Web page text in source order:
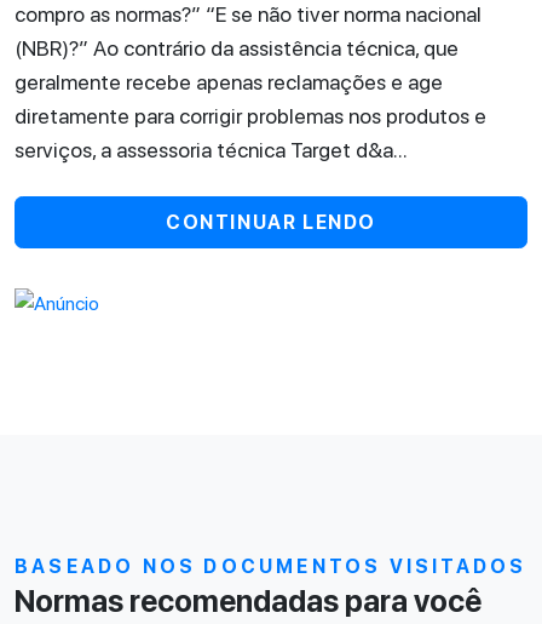
compro as normas?” “E se não tiver norma nacional
(NBR)?” Ao contrário da assistência técnica, que
geralmente recebe apenas reclamações e age
diretamente para corrigir problemas nos produtos e
serviços, a assessoria técnica Target d&a...
CONTINUAR LENDO
BASEADO NOS DOCUMENTOS VISITADOS
Normas recomendadas para você